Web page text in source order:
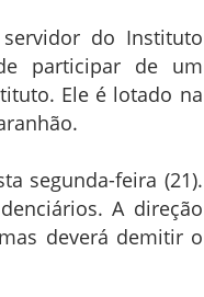
do Instituto
participar de um
Ele é lotado na
segunda-feira (21).
A direção
deverá demitir o